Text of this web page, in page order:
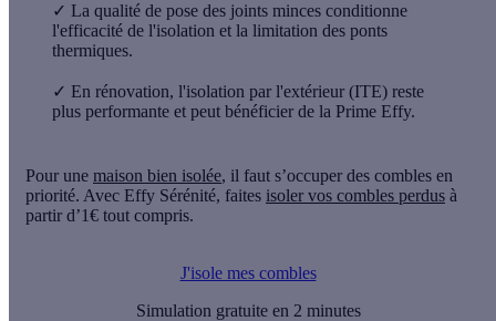
✓ La qualité de pose des joints minces conditionne
l'efficacité de l'isolation et la limitation des ponts
thermiques.
✓ En rénovation, l'isolation par l'extérieur (ITE) reste
plus performante et peut bénéficier de la Prime Effy.
Pour une maison bien isolée, il faut s’occuper des combles en
priorité. Avec Effy Sérénité, faites isoler vos combles perdus à
partir d’1€ tout compris.
J'isole mes combles
Simulation gratuite en 2 minutes